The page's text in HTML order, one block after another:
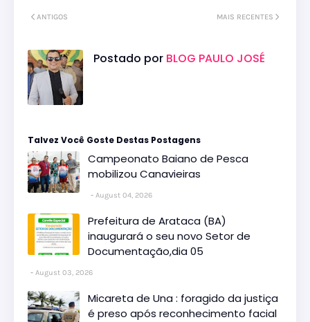
MAIS RECENTES
ANTIGOS
Postado por BLOG PAULO JOSÉ
Talvez Você Goste Destas Postagens
Campeonato Baiano de Pesca
mobilizou Canavieiras
August 04, 2026
Prefeitura de Arataca (BA)
inaugurará o seu novo Setor de
Documentação,dia 05
August 03, 2026
Micareta de Una : foragido da justiça
é preso após reconhecimento facial